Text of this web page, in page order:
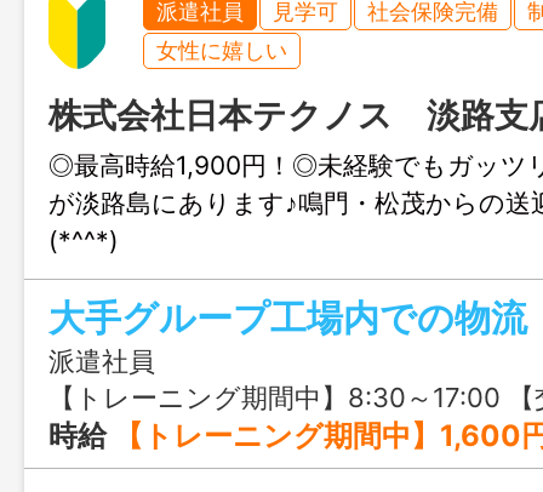
派遣社員 見学可 社会保険完備
女性に嬉しい
株式会社日本テクノス 淡路支
◎最高時給1,900円！◎未経験でもガッツ
が淡路島にあります♪鳴門・松茂からの送
(*^^*)
派遣社員
【トレーニング期間中】8:30～17:00 【交替勤務開始後】・A勤：8:30
時給 【トレーニング期間中】1,600円 【交替勤